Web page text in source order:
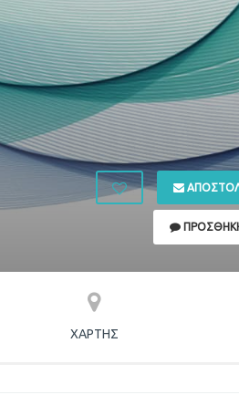
ΧΆΡΤΗΣ